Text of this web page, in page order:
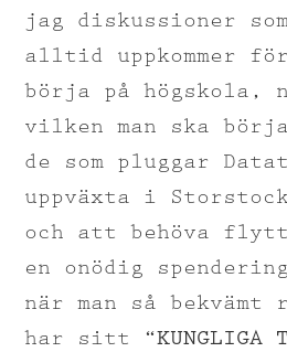
jag diskussioner
alltid uppkommer
börja på högskola,
vilken man ska
de som pluggar
uppväxta i
och att behöva
en onödig
när man så bekvämt
har sitt “KUNGLIGA